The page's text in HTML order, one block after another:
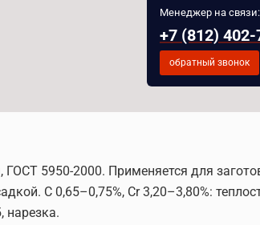
Менеджер на связи:
+7 (812)
обратный звонок
5950-2000. Применяется для
C 0,65–0,75%, Cr 3,20–3,80%:
нарезка.